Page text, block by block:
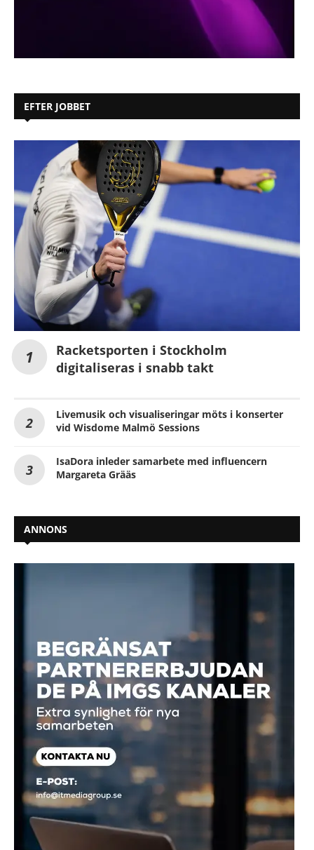
EFTER JOBBET
Racketsporten i Stockholm
digitaliseras i snabb takt
Livemusik och visualiseringar möts i konserter
vid Wisdome Malmö Sessions
IsaDora inleder samarbete med influencern
Margareta Grääs
ANNONS